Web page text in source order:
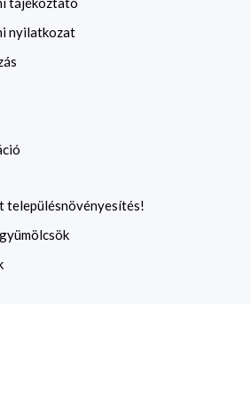
nyilatkozat
településnövényesítés!